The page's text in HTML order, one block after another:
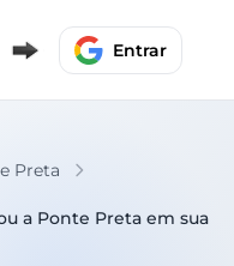
Entrar
Preta
a Ponte Preta em sua